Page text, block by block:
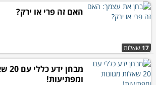
17 שאלות
האם זה פרי או ירק?
ומפתיעות!